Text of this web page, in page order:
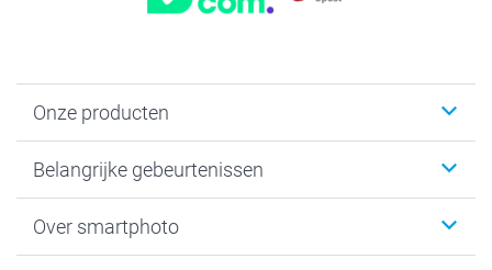
Onze producten
Fotogeschenken
Fotoprints, Fotoposter & Fotoalbum met fotoprints
Belangrijke gebeurtenissen
Baby
Over smartphoto